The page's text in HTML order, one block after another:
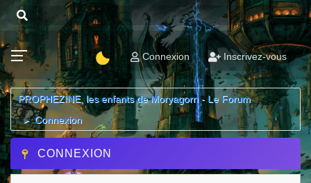
Connexion Inscrivez-vous
PROPHEZINE, les enfants de Moryagorn - Le Forum
► Connexion
CONNEXION